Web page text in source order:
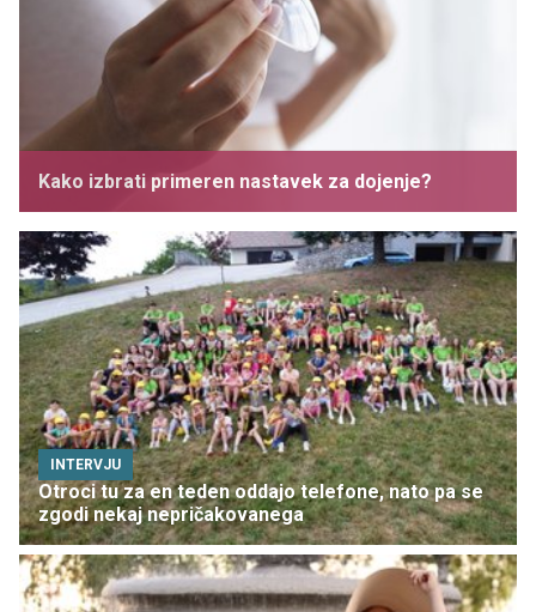
Kako izbrati primeren nastavek za dojenje?
INTERVJU
Otroci tu za en teden oddajo telefone, nato pa se
zgodi nekaj nepričakovanega